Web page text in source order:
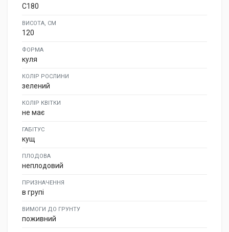
C180
ВИСОТА, СМ
120
ФОРМА
куля
КОЛІР РОСЛИНИ
зелений
КОЛІР КВІТКИ
не має
ГАБІТУС
кущ
ПЛОДОВА
неплодовий
ПРИЗНАЧЕННЯ
в групі
ВИМОГИ ДО ГРУНТУ
поживний